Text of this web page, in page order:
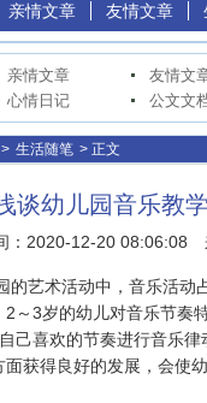
亲情文章 友情文章
亲情文章 友情文
心情日记 公文文
> 生活随笔 > 正文
谈幼儿园音乐教
：2020-12-20 08:06:08
的艺术活动中，音乐活动
～3岁的幼儿对音乐节奏
己喜欢的节奏进行音乐
面获得良好的发展，会使